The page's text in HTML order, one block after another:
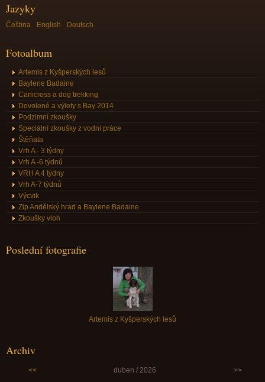
Jazyky
Čeština English Deutsch
Fotoalbum
Artemis z Kyšperských lesů
Baylene Badaine
Canicross a dog trekking
Dovolené a výlety s Bay 2014
Podzimní zkoušky
Speciální zkoušky z vodní práce
Štěňata
Vrh A - 3 týdny
Vrh A -6 týdnů
VRH A 4 týdny
Vrh A-7 týdnů
Výcvik
Zip Andělský hrad a Baylene Badaine
Zkoušky vloh
Poslední fotografie
Artemis z Kyšperských lesů
Archiv
<< duben / 2026 >>